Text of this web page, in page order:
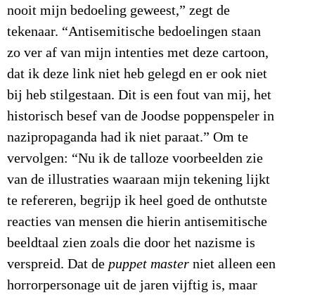
nooit mijn bedoeling geweest,” zegt de
tekenaar. “Antisemitische bedoelingen staan
zo ver af van mijn intenties met deze cartoon,
dat ik deze link niet heb gelegd en er ook niet
bij heb stilgestaan. Dit is een fout van mij, het
historisch besef van de Joodse poppenspeler in
nazipropaganda had ik niet paraat.” Om te
vervolgen: “Nu ik de talloze voorbeelden zie
van de illustraties waaraan mijn tekening lijkt
te refereren, begrijp ik heel goed de onthutste
reacties van mensen die hierin antisemitische
beeldtaal zien zoals die door het nazisme is
verspreid. Dat de puppet master niet alleen een
horrorpersonage uit de jaren vijftig is, maar